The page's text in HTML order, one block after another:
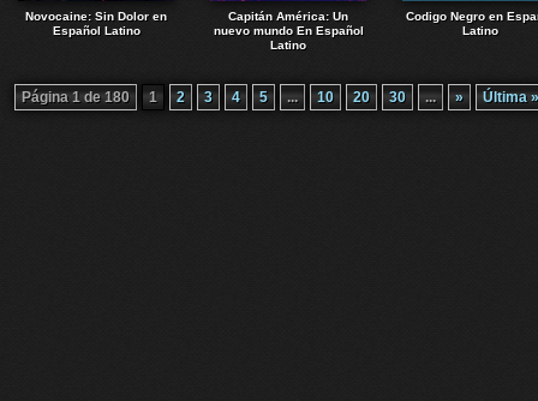
Novocaine: Sin Dolor en
Español Latino
Capitán América: Un
nuevo mundo En Español
Latino
Codigo Negro en
Latino
Página 1 de 180 1 2 3 4 5 ... 10 20 30 ... » Última »